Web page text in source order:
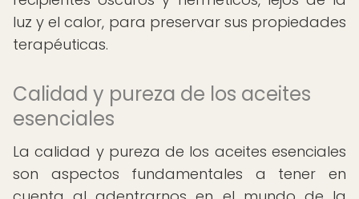
luz y el calor, para preservar sus propiedades
terapéuticas.
Calidad y pureza de los aceites
esenciales
La calidad y pureza de los aceites esenciales
son aspectos fundamentales a tener en